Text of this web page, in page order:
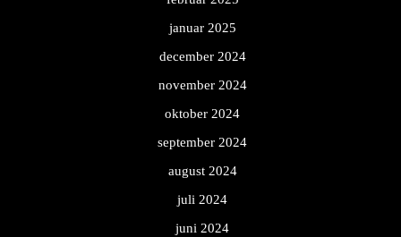
januar 2025
december 2024
november 2024
oktober 2024
september 2024
august 2024
juli 2024
juni 2024